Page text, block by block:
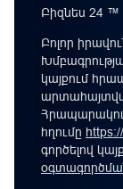
Բիզնես 24
Բոլոր
կայքում
հղումը
գործելով